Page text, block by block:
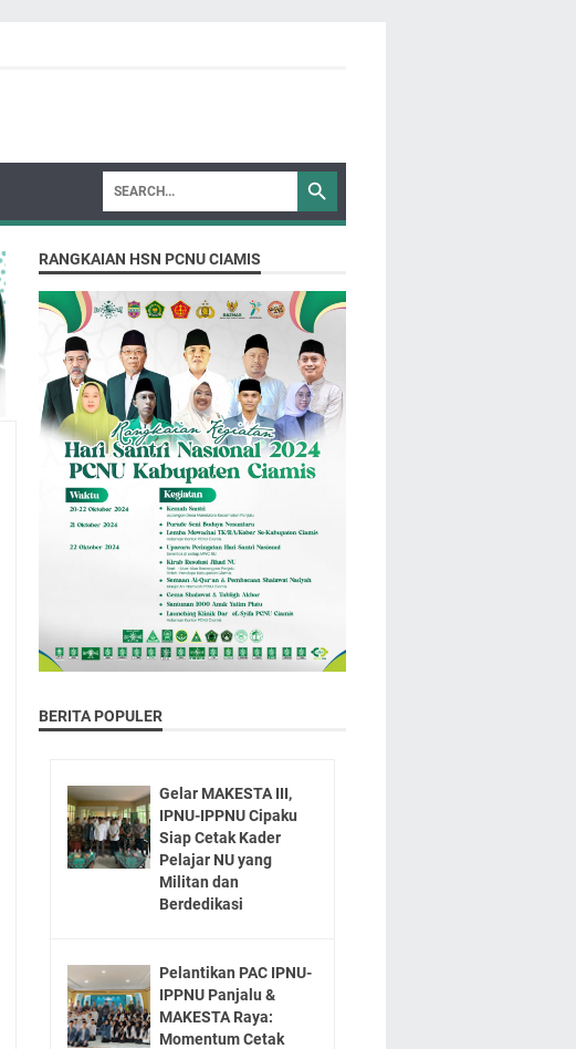
RANGKAIAN HSN PCNU CIAMIS
BERITA POPULER
Gelar MAKESTA III,
IPNU-IPPNU Cipaku
Siap Cetak Kader
Pelajar NU yang
Militan dan
Berdedikasi
Pelantikan PAC IPNU-
IPPNU Panjalu &
MAKESTA Raya:
Momentum Cetak